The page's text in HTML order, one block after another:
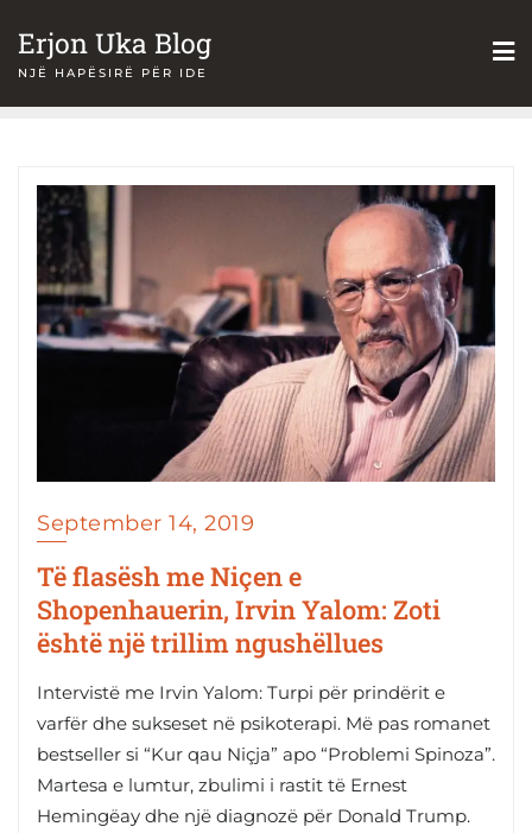
toErjon Uka Blog
NJË HAPËSIRË PËR IDE
September 14, 2019
Të flasësh me Niçen e
Shopenhauerin, Irvin Yalom: Zoti
është një trillim ngushëllues
Intervistë me Irvin Yalom: Turpi për prindërit e
varfër dhe sukseset në psikoterapi. Më pas romanet
bestseller si “Kur qau Niçja” apo “Problemi Spinoza”.
Martesa e lumtur, zbulimi i rastit të Ernest
Hemingëay dhe një diagnozë për Donald Trump.